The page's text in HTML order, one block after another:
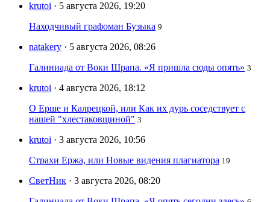
krutoi · 5 августа 2026, 19:20
Находчивый графоман Бузыка 9
natakery · 5 августа 2026, 08:26
Галиниада от Воки Шрапа. «Я пришла сюды опять» 3
krutoi · 4 августа 2026, 18:12
О Ерше и Калрецкой, или Как их дурь соседствует с
нашей "хлестаковщиной" 3
krutoi · 3 августа 2026, 10:56
Страхи Ержа, или Новые видения плагиатора 19
СветНик · 3 августа 2026, 08:20